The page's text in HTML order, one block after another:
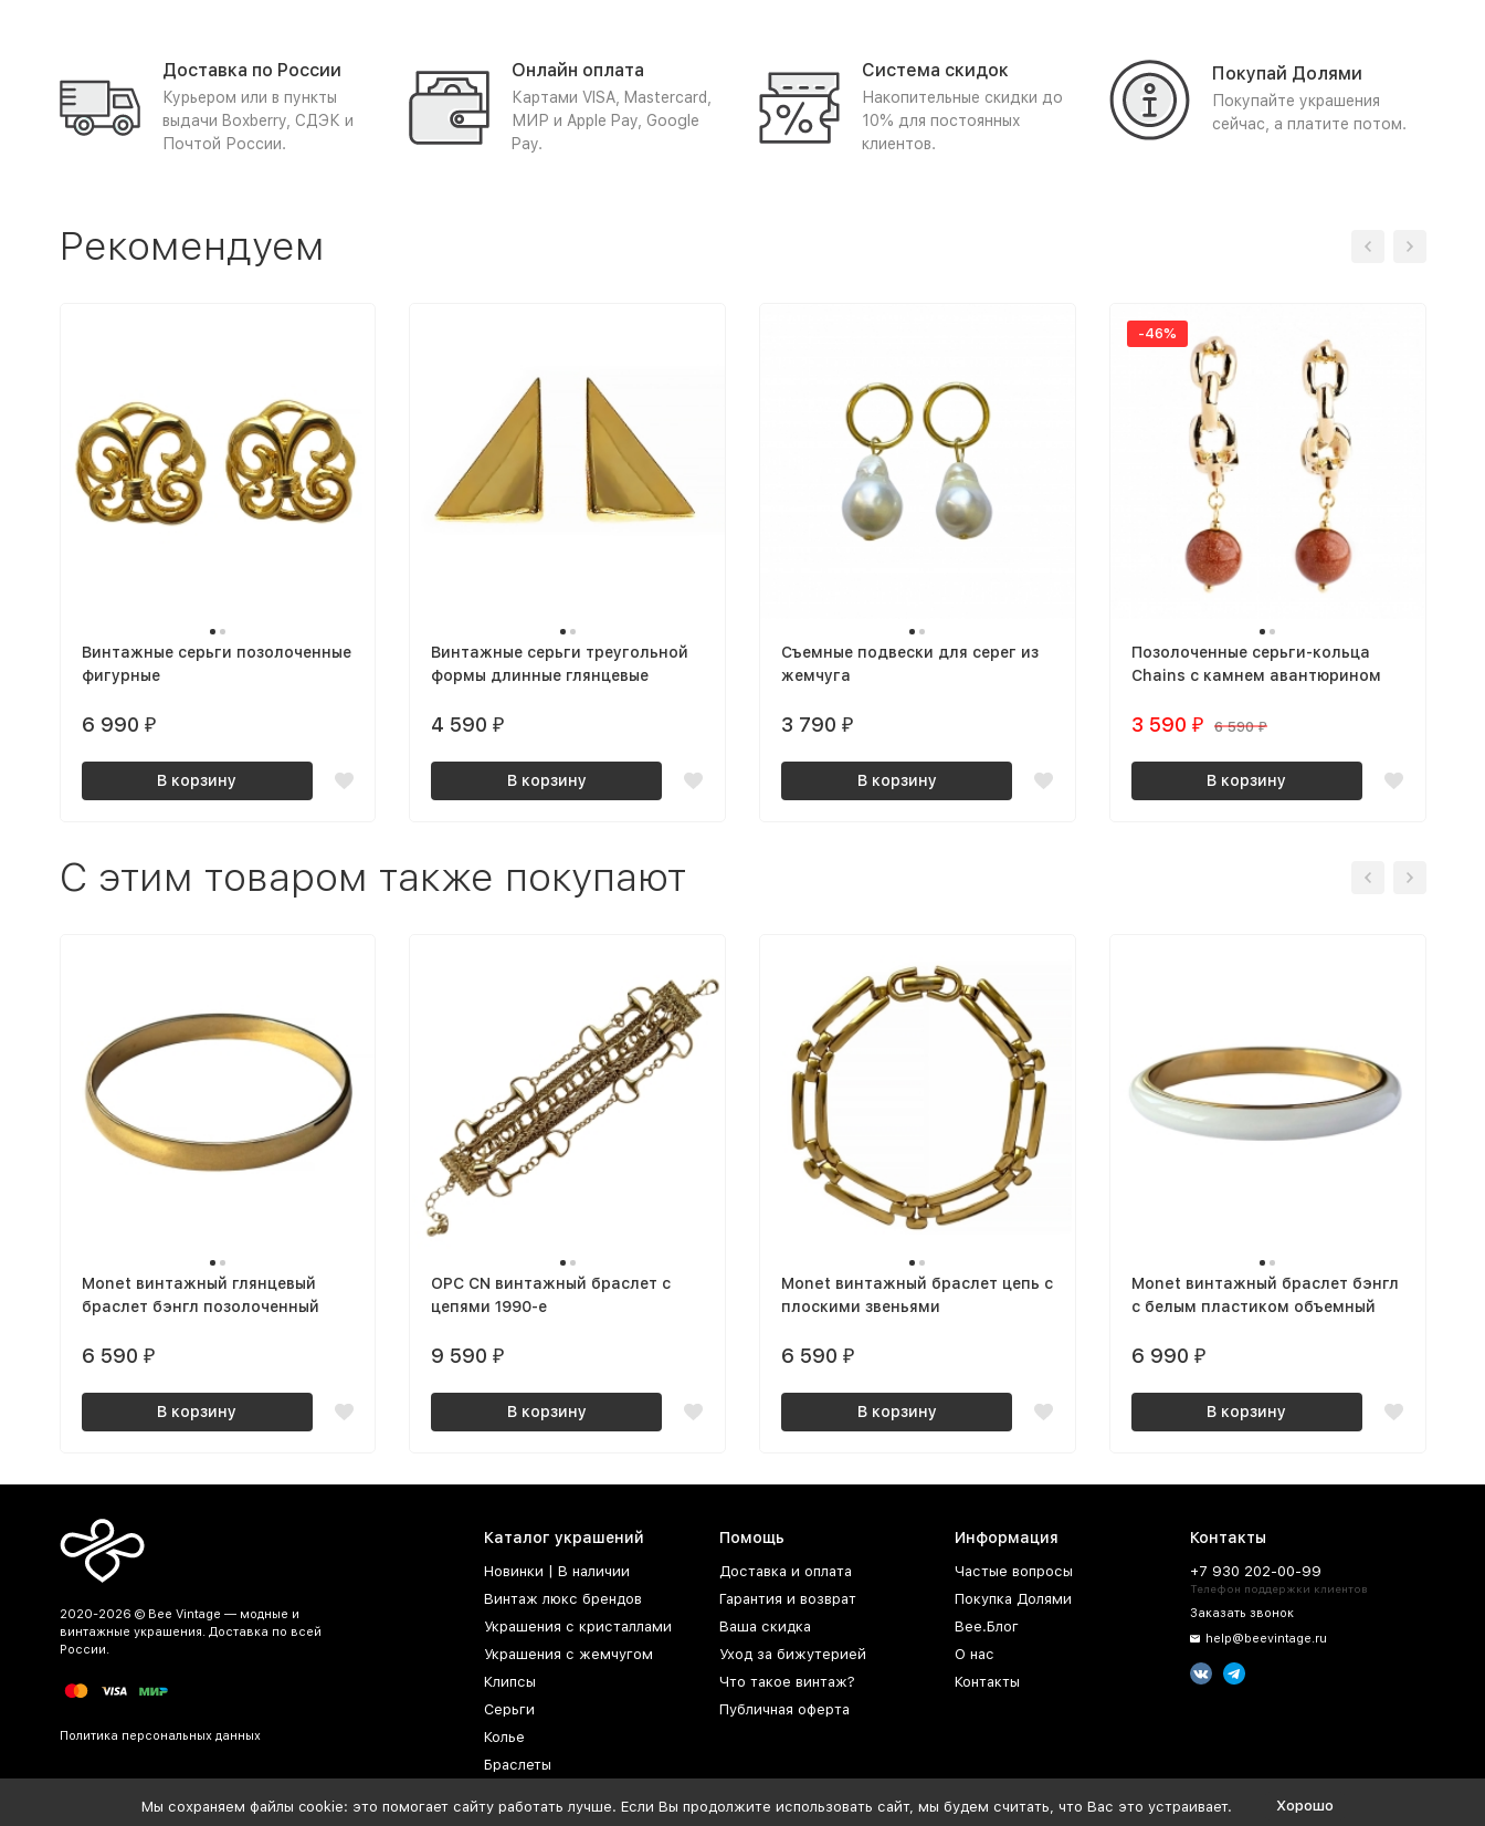
Доставка по России
Курьером или в пункты
выдачи Boxberry, СДЭК и
Почтой России.
Онлайн оплата
Картами VISA, Mastercard,
МИР и Apple Pay, Google
Pay.
Система скидок
Накопительные скидки до
10% для постоянных
клиентов.
Покупай Долями
Покупайте украшения
сейчас, а платите потом.
Рекомендуем
Винтажные серьги позолоченные
фигурные
6 990 ₽
В корзину
Винтажные серьги треугольной
формы длинные глянцевые
4 590 ₽
В корзину
Съемные подвески для серег из
жемчуга
3 790 ₽
В корзину
-46%
Позолоченные серьги-кольца
Chains с камнем авантюрином
3 590 ₽ 6 590 ₽
В корзину
C этим товаром также покупают
Monet винтажный глянцевый
браслет бэнгл позолоченный
6 590 ₽
В корзину
OPC CN винтажный браслет с
цепями 1990-е
9 590 ₽
В корзину
Monet винтажный браслет цепь с
плоскими звеньями
6 590 ₽
В корзину
Monet винтажный браслет бэнгл
с белым пластиком объемный
6 990 ₽
В корзину
2020-2026 © Bee Vintage — модные и
винтажные украшения. Доставка по всей
России.
Политика персональных данных
Каталог украшений
Новинки | В наличии
Винтаж люкс брендов
Украшения с кристаллами
Украшения с жемчугом
Клипсы
Серьги
Колье
Браслеты
Помощь
Доставка и оплата
Гарантия и возврат
Ваша скидка
Уход за бижутерией
Что такое винтаж?
Публичная оферта
Информация
Частые вопросы
Покупка Долями
Bee.Блог
О нас
Контакты
Контакты
+7 930 202-00-99
Телефон поддержки клиентов
Заказать звонок
help@beevintage.ru
Мы сохраняем файлы cookie: это помогает сайту работать лучше. Если Вы продолжите использовать сайт, мы будем считать, что Вас это устраивает. Хорошо